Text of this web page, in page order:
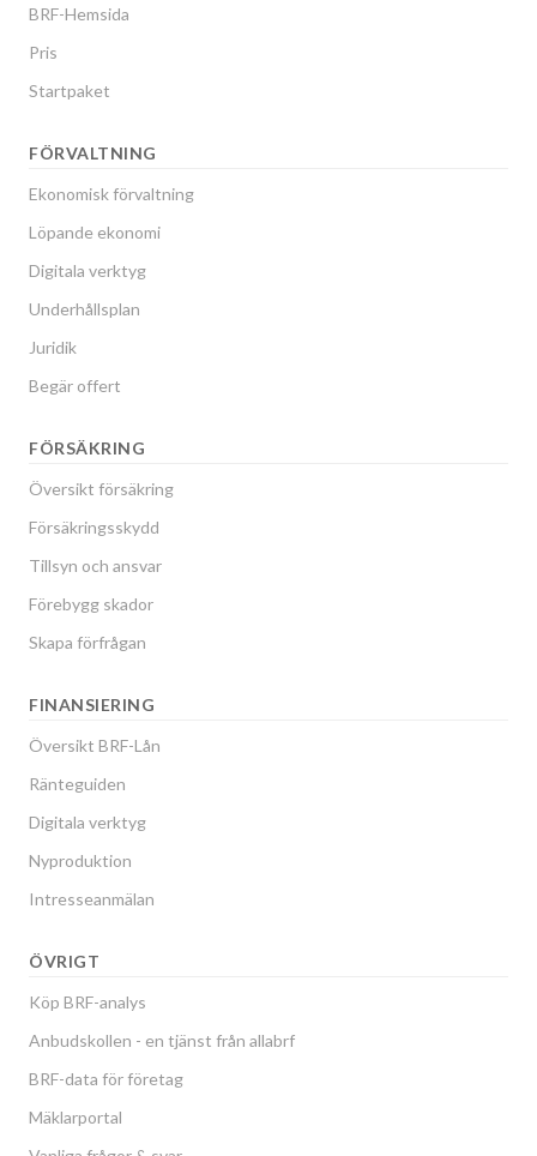
BRF-Hemsida
Pris
Startpaket
FÖRVALTNING
Ekonomisk förvaltning
Löpande ekonomi
Digitala verktyg
Underhållsplan
Juridik
Begär offert
FÖRSÄKRING
Översikt försäkring
Försäkringsskydd
Tillsyn och ansvar
Förebygg skador
Skapa förfrågan
FINANSIERING
Översikt BRF-Lån
Ränteguiden
Digitala verktyg
Nyproduktion
Intresseanmälan
ÖVRIGT
Köp BRF-analys
Anbudskollen - en tjänst från allabrf
BRF-data för företag
Mäklarportal